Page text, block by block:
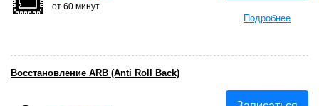
от 60 минут
Подробнее
Восстановление ARB (Anti Roll Back)